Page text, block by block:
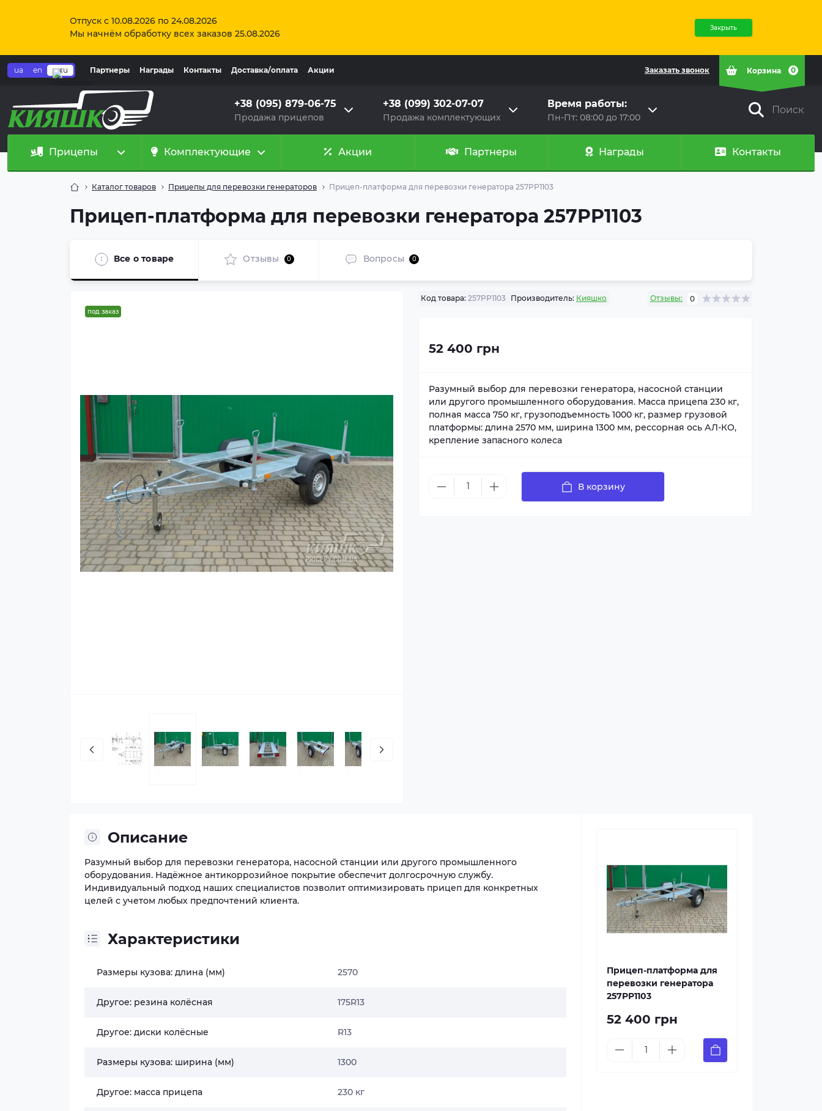
Отпуск с 10.08.2026 по 24.08.2026
Мы начнём обработку всех заказов 25.08.2026
Закрыть
ua en ru Партнеры Награды Контакты Доставка/оплата Акции Заказать звонок Корзина 0
+38 (095) 879-06-75
Продажа прицепов
+38 (099) 302-07-07
Продажа комплектующих
Время работы:
Пн-Пт: 08:00 до 17:00
Поиск
Прицепы Комплектующие Акции Партнеры Награды Контакты
Каталог товаров Прицепы для перевозки генераторов Прицеп-платформа для перевозки генератора 257PP1103
Прицеп-платформа для перевозки генератора 257PP1103
Все о товаре Отзывы 0 Вопросы 0
под заказ
Код товара: 257PP1103 Производитель: Кияшко Отзывы: 0
52 400 грн
Разумный выбор для перевозки генератора, насосной станции
или другого промышленного оборудования. Масса прицепа 230 кг,
полная масса 750 кг, грузоподъемность 1000 кг, размер грузовой
платформы: длина 2570 мм, ширина 1300 мм, рессорная ось АЛ-КО,
крепление запасного колеса
В корзину
Описание
Разумный выбор для перевозки генератора, насосной станции или другого промышленного
оборудования. Надёжное антикоррозийное покрытие обеспечит долгосрочную службу.
Индивидуальный подход наших специалистов позволит оптимизировать прицеп для конкретных
целей с учетом любых предпочтений клиента.
Характеристики
Размеры кузова: длина (мм) 2570
Другое: резина колёсная 175R13
Другое: диски колёсные R13
Размеры кузова: ширина (мм) 1300
Другое: масса прицепа 230 кг
Прицеп-платформа для
перевозки генератора
257PP1103
52 400 грн